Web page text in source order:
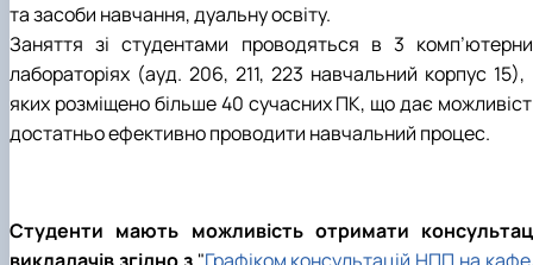
та засоби навчання, дуальну освіту.
Заняття зі студентами проводяться в 3
лабораторіях (ауд. 206, 211, 223 навчальний корпус 15),
яких розміщено більше 40 сучасних ПК, що дає
достатньо ефективно проводити навчальний процес.
Студенти мають можливість отримати